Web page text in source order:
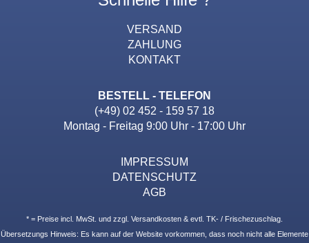
VERSAND
ZAHLUNG
KONTAKT
BESTELL - TELEFON
(+49) 02 452 - 159 57 18
Montag - Freitag 9:00 Uhr - 17:00 Uhr
IMPRESSUM
DATENSCHUTZ
AGB
* = Preise incl. MwSt. und zzgl. Versandkosten & evtl. TK- / Frischezuschlag.
Übersetzungs Hinweis: Es kann auf der Website vorkommen, dass noch nicht alle Elemente